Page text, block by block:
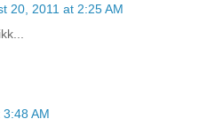
20, 2011 at 2:25 AM
AM